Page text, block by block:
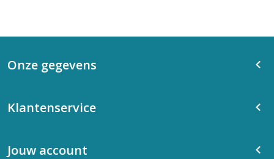
Onze gegevens
Klantenservice
Jouw account